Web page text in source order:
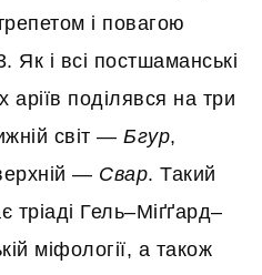
і повагою
і всі постшаманські
аріїв поділявся на три
світ — Бгур,
— Свар. Такий
тріаді Гель–Міґґард–
міфології, а також